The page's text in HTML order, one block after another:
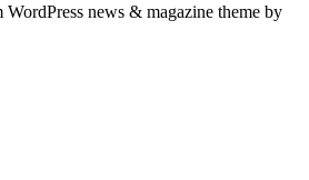
WordPress news & magazine theme by